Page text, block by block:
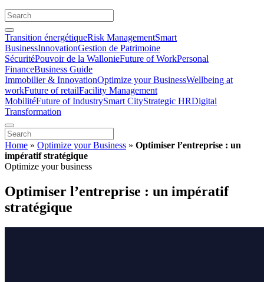
Transition énergétiqueRisk ManagementSmart
BusinessInnovationGestion de Patrimoine
SécuritéPouvoir de la WallonieFuture of WorkPersonal
FinanceBusiness Guide
Immobilier & InnovationOptimize your BusinessWellbeing at
workFuture of retailFacility Management
MobilitéFuture of IndustrySmart CityStrategic HRDigital
Transformation
Home » Optimize your Business » Optimiser l’entreprise : un
impératif stratégique
Optimize your business
Optimiser l’entreprise : un impératif
stratégique